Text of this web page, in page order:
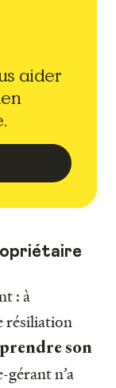
aider
: à
résiliation
son
gérant n’a